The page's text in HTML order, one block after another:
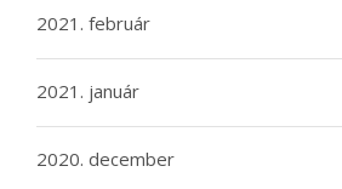
2021. február
2021. január
2020. december